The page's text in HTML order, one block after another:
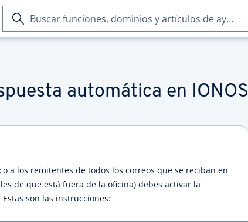
Buscar
funciones,
de
ayuda
automática en IONOS
a los remitentes de todos los correos que se reciban en
de que está fuera de la oficina) debes activar la
son las instrucciones: